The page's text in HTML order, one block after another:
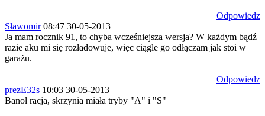
Odpowiedz
Sławomir08:47 30-05-2013
Ja mam rocznik 91, to chyba wcześniejsza wersja? W każdym bądź
razie aku mi się rozładowuje, więc ciągle go odłączam jak stoi w
garażu.
Odpowiedz
prezE32s 10:03 30-05-2013
Banol racja, skrzynia miała tryby "A" i "S"